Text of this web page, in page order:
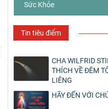
Sức Khỏe
Tin tiêu điểm
CHA WILFRID
THÍCH VỀ ĐÊM
LIÊNG
HÃY ĐẾN VỚI